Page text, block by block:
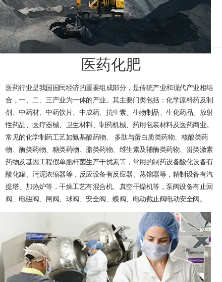
医药化肥
医药行业是我国国民经济的重要组成部分，是传统产业和现代产业相结
合，一、二、三产业为一体的产业。其主要门类包括：化学原料药及制
剂、中药材、中药饮片、中成药、抗生素、生物制品、生化药品、放射
性药品、医疗器械、卫生材料、制药机械、药用包装材料及医药商业。
常见的化学制药工艺如氨基酸药物、 多肽与蛋白质类药物、核酸类药
物、酶类药物、糖类药物、脂类药物、维生素及辅酶类药物、甾类激素
药物及基因工程假单胞杆菌生产干扰素等，常用的制药设备酸化设备有
酸化罐、污泥浓缩器等，反应设备有反应器、蒸馏器等，精制设备有汽
提塔、加热炉等，干燥工艺有混合机、真空干燥机等，泵阀设备有止回
阀、电磁阀、闸阀、球阀、安全阀、蝶阀、电动截止阀电动安全阀。